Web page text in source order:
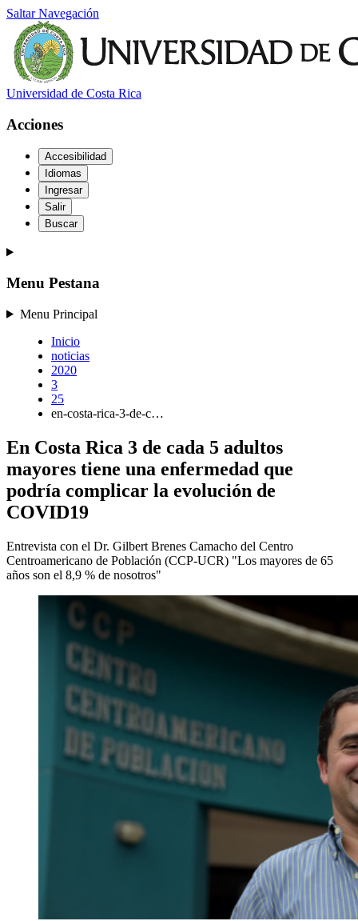
Saltar Navegación
Universidad de Costa Rica
Acciones
Accesibilidad
Idiomas
Ingresar
Salir
Buscar
Menu Pestana
Menu Principal
Inicio
noticias
2020
3
25
en-costa-rica-3-de-c…
En Costa Rica 3 de cada 5 adultos
mayores tiene una enfermedad que
podría complicar la evolución de
COVID19
Entrevista con el Dr. Gilbert Brenes Camacho del Centro
Centroamericano de Población (CCP-UCR) "Los mayores de 65
años son el 8,9 % de nosotros"